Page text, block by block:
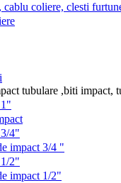
cablu coliere, clesti
tubulare ,biti impact,
4"
impact 3/4 "
2"
impact 1/2"